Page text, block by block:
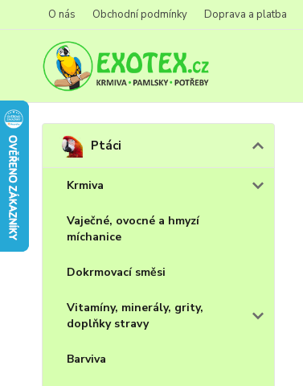
O nás Obchodní podmínky Doprava a platba
Ptáci
Krmiva
Vaječné, ovocné a hmyzí
míchanice
Dokrmovací směsi
Vitamíny, minerály, grity,
doplňky stravy
Barviva